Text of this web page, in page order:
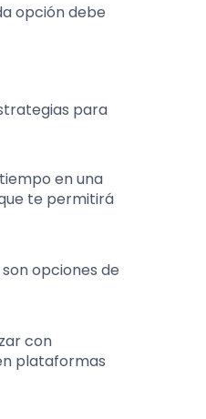
opción debe
para
en una
te permitirá
opciones de
con
plataformas